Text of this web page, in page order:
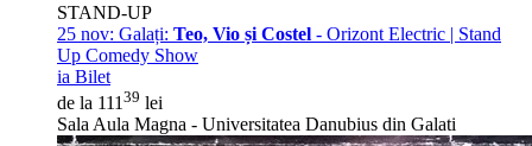
STAND-UP
25 nov: Galați: Teo, Vio și Costel - Orizont Electric | Stand
Up Comedy Show
ia Bilet
de la 111 39 lei
Sala Aula Magna - Universitatea Danubius din Galati